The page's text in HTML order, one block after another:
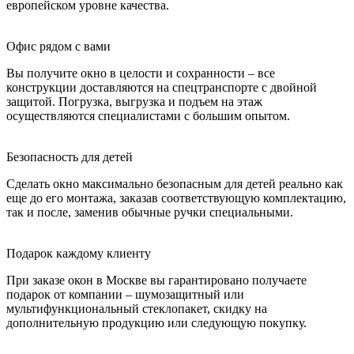
европейском уровне качества.
Офис рядом с вами
Вы получите окно в целости и сохранности – все
конструкции доставляются на спецтранспорте с двойной
защитой. Погрузка, выгрузка и подъем на этаж
осуществляются специалистами с большим опытом.
Безопасность для детей
Сделать окно максимально безопасным для детей реально как
еще до его монтажа, заказав соответствующую комплектацию,
так и после, заменив обычные ручки специальными.
Подарок каждому клиенту
При заказе окон в Москве вы гарантировано получаете
подарок от компании – шумозащитный или
мультифункциональный стеклопакет, скидку на
дополнительную продукцию или следующую покупку.